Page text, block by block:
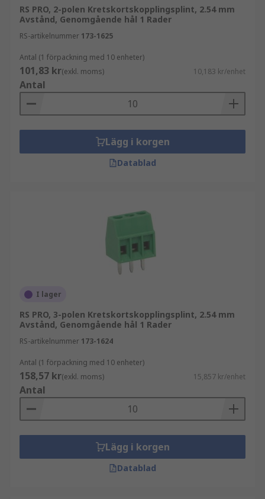
RS PRO, 2-polen Kretskortskopplingsplint, 2.54 mm
Avstånd, Genomgående hål 1 Rader
RS-artikelnummer 173-1625
Antal (1 förpackning med 10 enheter)
101,83 kr(exkl. moms) 10,183 kr/enhet
Antal
Lägg i korgen
Datablad
I lager
RS PRO, 3-polen Kretskortskopplingsplint, 2.54 mm
Avstånd, Genomgående hål 1 Rader
RS-artikelnummer 173-1624
Antal (1 förpackning med 10 enheter)
158,57 kr(exkl. moms) 15,857 kr/enhet
Antal
Lägg i korgen
Datablad